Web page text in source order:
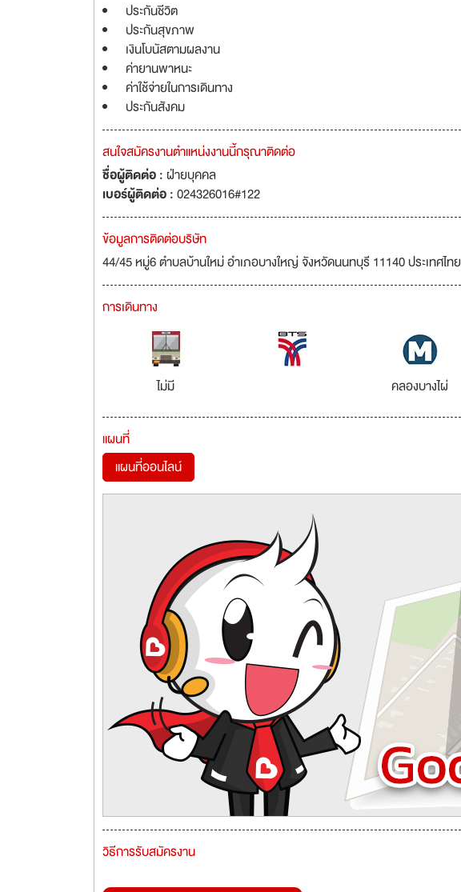
ประกันชีวิต
ประกันสุขภาพ
เงินโบนัสตามผลงาน
ค่ายานพาหนะ
ค่าใช้จ่ายในการเดินทาง
ประกันสังคม
สนใจสมัครงานตำแหน่งงานนี้กรุณาติดต่อ
ชื่อผู้ติดต่อ :ฝ่ายบุคคล
เบอร์ผู้ติดต่อ :024326016#122
ข้อมูลการติดต่อบริษัท
44/45 หมู่6 ตำบลบ้านใหม่ อำเภอบางใหญ่ จังหวัดนนทบุรี 11140 ประเทศไทย
การเดินทาง
ไม่มี คลองบางไผ่
แผนที่
แผนที่ออนไลน์
วิธีการรับสมัครงาน